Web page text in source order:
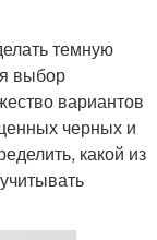
темную
выбор
вариантов
черных и
какой из